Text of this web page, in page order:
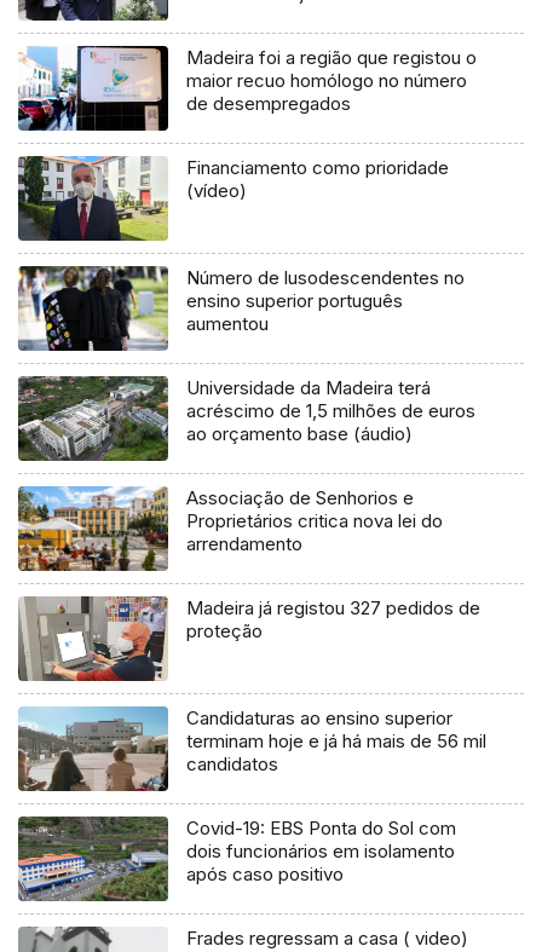
Madeira foi a região que registou o
maior recuo homólogo no número
de desempregados
Financiamento como prioridade
(vídeo)
Número de lusodescendentes no
ensino superior português
aumentou
Universidade da Madeira terá
acréscimo de 1,5 milhões de euros
ao orçamento base (áudio)
Associação de Senhorios e
Proprietários critica nova lei do
arrendamento
Madeira já registou 327 pedidos de
proteção
Candidaturas ao ensino superior
terminam hoje e já há mais de 56 mil
candidatos
Covid-19: EBS Ponta do Sol com
dois funcionários em isolamento
após caso positivo
Frades regressam a casa ( video)